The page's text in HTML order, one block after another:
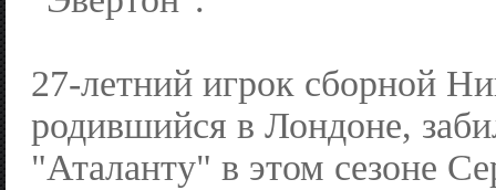
27-летний игрок сборной
родившийся в Лондоне,
"Аталанту" в этом сезоне